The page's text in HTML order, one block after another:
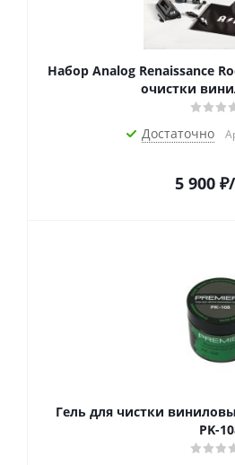
Набор Analog Renaissance
очистки
Достаточно
5 900₽
Гель для чистки
PK-